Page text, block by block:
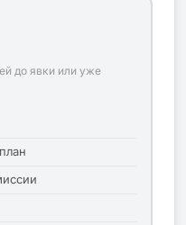
до явки или уже